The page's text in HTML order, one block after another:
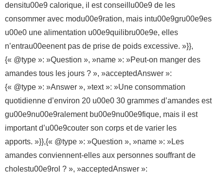
densitu00e9 calorique, il est conseillu00e9 de les
consommer avec modu00e9ration, mais intu00e9gru00e9es
u00e0 une alimentation u00e9quilibru00e9e, elles
n’entrau00eenent pas de prise de poids excessive. »}},
{« @type »: »Question », »name »: »Peut-on manger des
amandes tous les jours ? », »acceptedAnswer »:
{« @type »: »Answer », »text »: »Une consommation
quotidienne d’environ 20 u00e0 30 grammes d’amandes est
gu00e9nu00e9ralement bu00e9nu00e9fique, mais il est
important d’u00e9couter son corps et de varier les
apports. »}},{« @type »: »Question », »name »: »Les
amandes conviennent-elles aux personnes souffrant de
cholestu00e9rol ? », »acceptedAnswer »: